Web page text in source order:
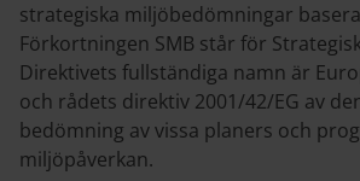
strategiska miljöbedömningar
Förkortningen SMB står för
Direktivets fullständiga namn är
och rådets direktiv 2001/42/EG av
bedömning av vissa planers och
miljöpåverkan.